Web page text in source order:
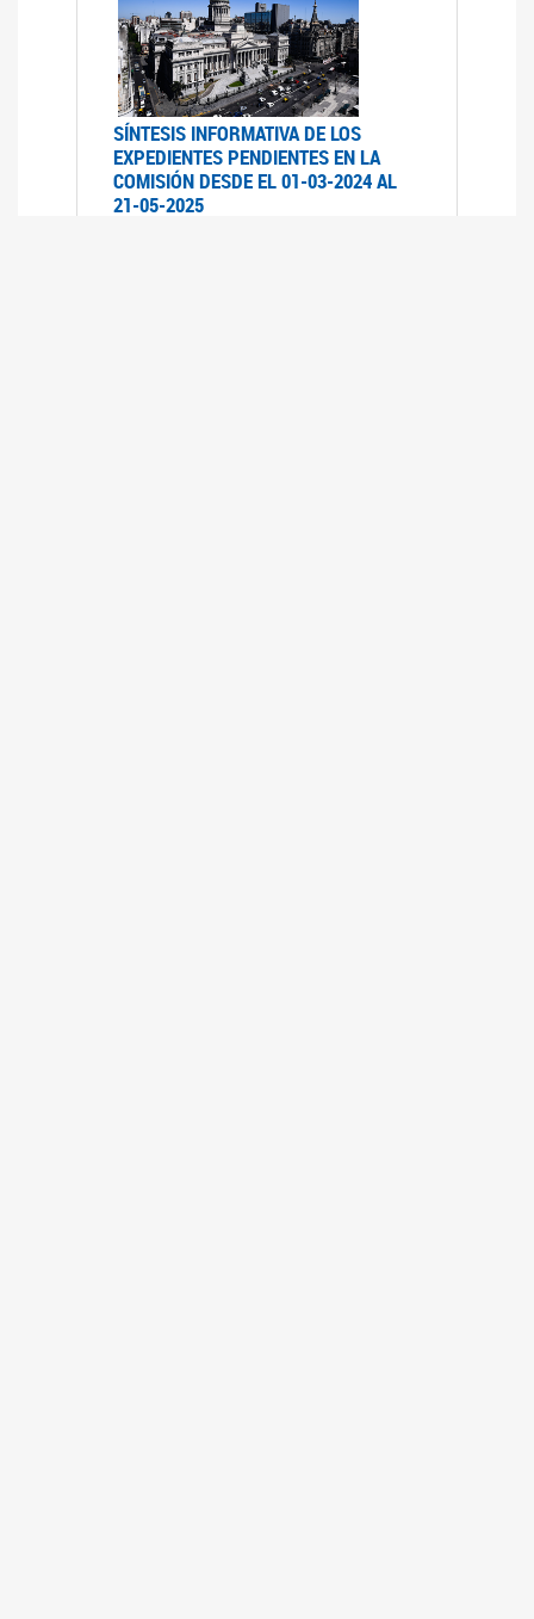
SÍNTESIS INFORMATIVA DE LOS
EXPEDIENTES PENDIENTES EN LA
COMISIÓN DESDE EL 01-03-2024 AL
21-05-2025